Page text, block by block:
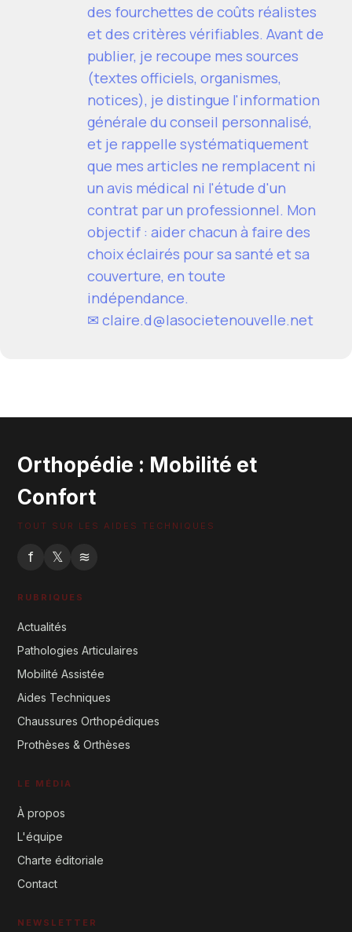
des fourchettes de coûts réalistes
et des critères vérifiables. Avant de
publier, je recoupe mes sources
(textes officiels, organismes,
notices), je distingue l'information
générale du conseil personnalisé,
et je rappelle systématiquement
que mes articles ne remplacent ni
un avis médical ni l'étude d'un
contrat par un professionnel. Mon
objectif : aider chacun à faire des
choix éclairés pour sa santé et sa
couverture, en toute
indépendance.
✉ claire.d@lasocietenouvelle.net
Orthopédie : Mobilité et
Confort
TOUT SUR LES AIDES TECHNIQUES
f 𝕏 ≋
RUBRIQUES
Actualités
Pathologies Articulaires
Mobilité Assistée
Aides Techniques
Chaussures Orthopédiques
Prothèses & Orthèses
LE MÉDIA
À propos
L'équipe
Charte éditoriale
Contact
NEWSLETTER